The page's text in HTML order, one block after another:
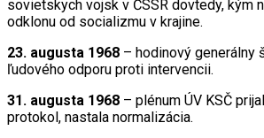
sovietskych vojsk v ČSSR dovtedy, kým
odklonu od socializmu v krajine.
23. augusta 1968 – hodinový generálny
ľudového odporu proti intervencii.
31. augusta 1968 – plénum ÚV KSČ
protokol, nastala normalizácia.